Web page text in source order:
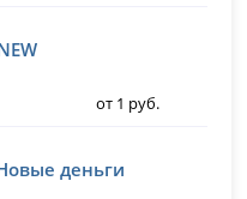
от 1 руб.
деньги